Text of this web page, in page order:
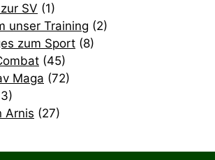
SV (1)
unser Training (2)
zum Sport (8)
(45)
Maga (72)
Arnis (27)